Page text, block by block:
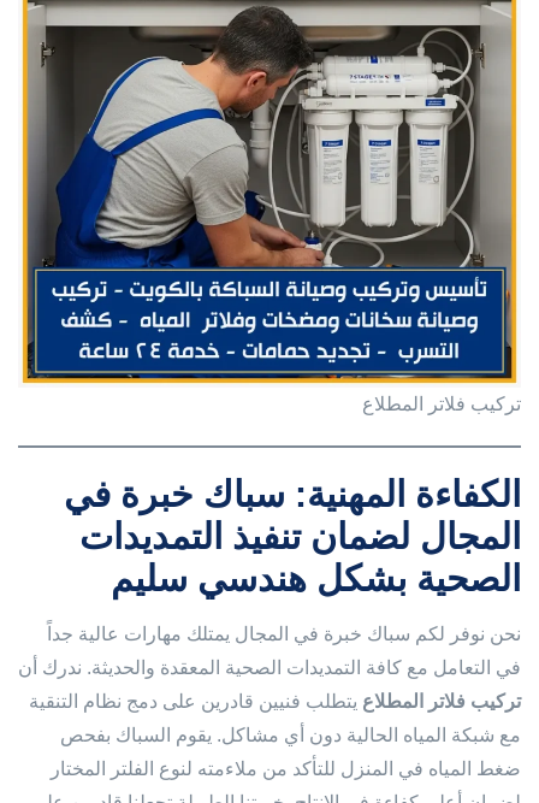
تركيب فلاتر المطلاع
الكفاءة المهنية: سباك خبرة في
المجال لضمان تنفيذ التمديدات
الصحية بشكل هندسي سليم
نحن نوفر لكم سباك خبرة في المجال يمتلك مهارات عالية جداً
في التعامل مع كافة التمديدات الصحية المعقدة والحديثة. ندرك أن
تركيب فلاتر المطلاع يتطلب فنيين قادرين على دمج نظام التنقية
مع شبكة المياه الحالية دون أي مشاكل. يقوم السباك بفحص
ضغط المياه في المنزل للتأكد من ملاءمته لنوع الفلتر المختار